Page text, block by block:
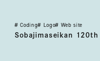
側島製罐120周年記念
Sobajimaseikan
# Coding# Logo# Web site